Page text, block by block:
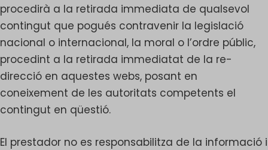
procedirà a la retirada immediata de qualsevol
contingut que pogués contravenir la legislació
nacional o internacional, la moral o l’ordre públic,
procedint a la retirada immediatat de la re-
direcció en aquestes webs, posant en
coneixement de les autoritats competents el
contingut en qüestió.
El prestador no es responsabilitza de la informació i